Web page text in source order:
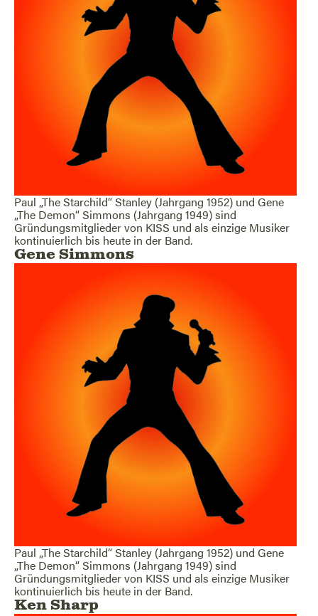
Paul „The Starchild“ Stanley (Jahrgang 1952) und Gene
„The Demon“ Simmons (Jahrgang 1949) sind
Gründungsmitglieder von KISS und als einzige Musiker
kontinuierlich bis heute in der Band.
Gene Simmons
Paul „The Starchild“ Stanley (Jahrgang 1952) und Gene
„The Demon“ Simmons (Jahrgang 1949) sind
Gründungsmitglieder von KISS und als einzige Musiker
kontinuierlich bis heute in der Band.
Ken Sharp